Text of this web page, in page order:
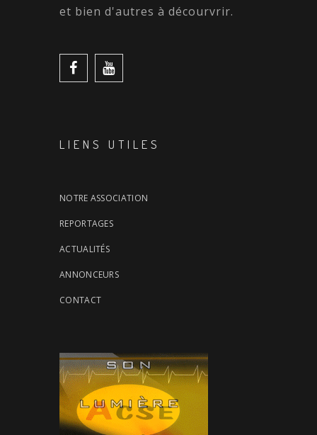
et bien d'autres à décourvrir.
LIENS UTILES
NOTRE ASSOCIATION
REPORTAGES
ACTUALITÉS
ANNONCEURS
CONTACT